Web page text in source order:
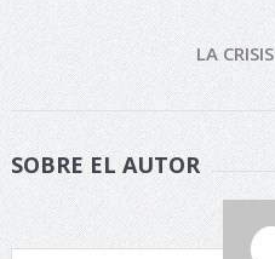
LA
SOBRE EL AUTOR